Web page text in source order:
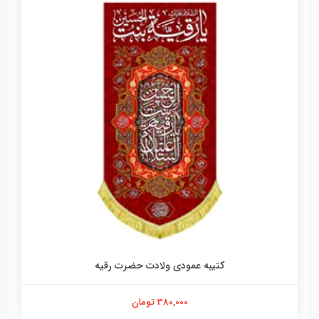
کتیبه عمودی ولادت حضرت رقیه
380,000 تومان